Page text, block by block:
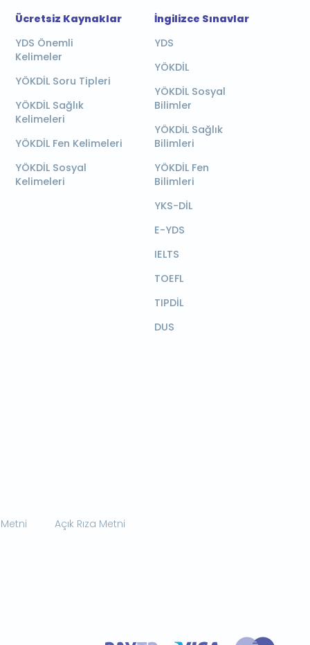
Ücretsiz Kaynaklar
YDS Önemli
Kelimeler
YÖKDİL Soru Tipleri
YÖKDİL Sağlık
Kelimeleri
YÖKDİL Fen Kelimeleri
YÖKDİL Sosyal
Kelimeleri
İngilizce Sınavlar
YDS
YÖKDİL
YÖKDİL Sosyal
Bilimler
YÖKDİL Sağlık
Bilimleri
YÖKDİL Fen
Bilimleri
YKS-DİL
E-YDS
IELTS
TOEFL
TIPDİL
DUS
Açık Rıza Metni